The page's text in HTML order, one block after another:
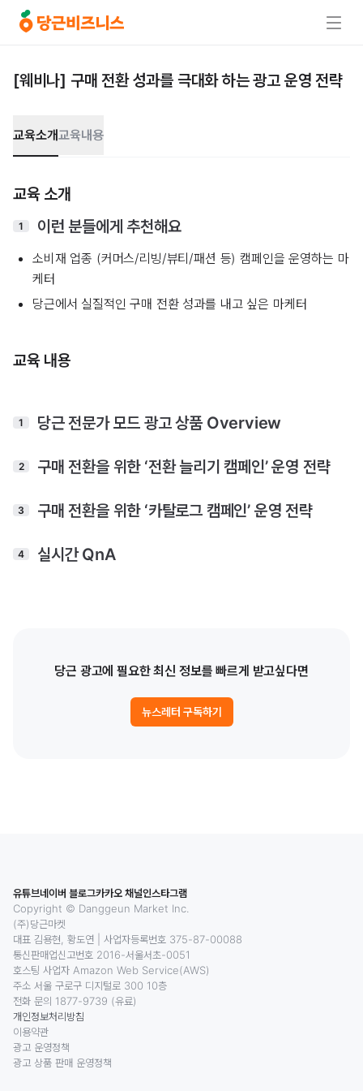
[웨비나] 구매 전환 성과를 극대화 하는 광고 운영 전략
교육소개교육내용
교육 소개
1 이런 분들에게 추천해요
소비재 업종 (커머스/리빙/뷰티/패션 등) 캠페인을 운영하는 마
케터
당근에서 실질적인 구매 전환 성과를 내고 싶은 마케터
교육 내용
1 당근 전문가 모드 광고 상품 Overview
2 구매 전환을 위한 ‘전환 늘리기 캠페인’ 운영 전략
3 구매 전환을 위한 ‘카탈로그 캠페인’ 운영 전략
4 실시간 QnA
당근 광고에 필요한 최신 정보를 빠르게 받고싶다면
뉴스레터 구독하기
유튜브네이버 블로그카카오 채널인스타그램
Copyright © Danggeun Market Inc.
(주)당근마켓
대표 김용현, 황도연
사업자등록번호 375-87-00088
통신판매업신고번호 2016-서울서초-0051
호스팅 사업자 Amazon Web Service(AWS)
주소 서울 구로구 디지털로 300 10층
전화 문의 1877-9739 (유료)
개인정보처리방침
이용약관
광고 운영정책
광고 상품 판매 운영정책